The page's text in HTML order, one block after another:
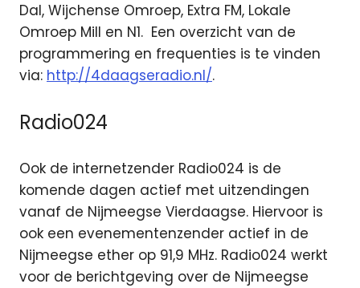
Dal, Wijchense Omroep, Extra FM, Lokale
Omroep Mill en N1. Een overzicht van de
programmering en frequenties is te vinden
via: http://4daagseradio.nl/.
Radio024
Ook de internetzender Radio024 is de
komende dagen actief met uitzendingen
vanaf de Nijmeegse Vierdaagse. Hiervoor is
ook een evenementenzender actief in de
Nijmeegse ether op 91,9 MHz. Radio024 werkt
voor de berichtgeving over de Nijmeegse